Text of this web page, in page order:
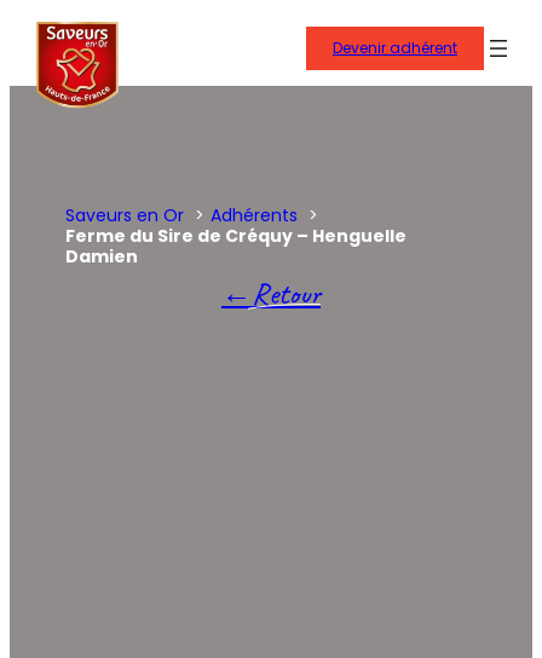
Aller
contenu
Devenir adhérent
Saveurs en Or
Adhérents
Ferme du Sire de Créquy – Henguelle
Damien
Retour